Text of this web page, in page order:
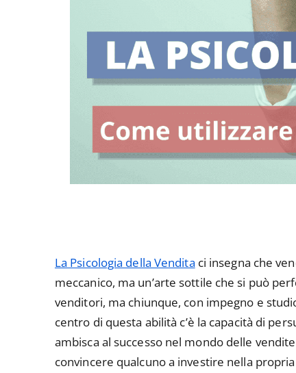
La Psicologia della Vendita ci insegna che
meccanico, ma un’arte sottile che si può
venditori, ma chiunque, con impegno e
centro di questa abilità c’è la capacità di
ambisca al successo nel mondo delle
convincere qualcuno a investire nella